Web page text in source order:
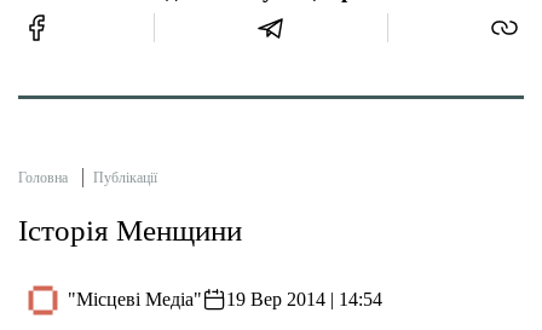
Головна Публікації
Історія Менщини
"Місцеві Медіа" 19 Вер 2014 | 14:54